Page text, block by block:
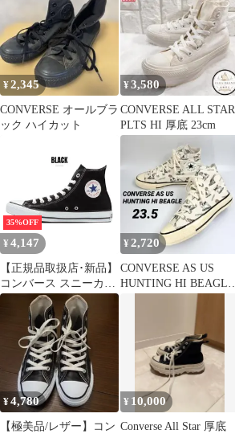
¥2,345
CONVERSE オールブラ
ック ハイカット
¥3,580
CONVERSE ALL STAR
PLTS HI 厚底 23cm
35%OFF
¥ 4,147
【正規品取扱店･新品】
コンバース スニーカー
メンズ レディース キャ
ンバス オールスター ハ
イカット converse
CANVAS ALL STAR HI
定番
¥2,720
CONVERSE AS US
HUNTING HI BEAGLE
¥4,780
​【極美品/レザー】コン
¥ 10,000
Converse All Star 厚底